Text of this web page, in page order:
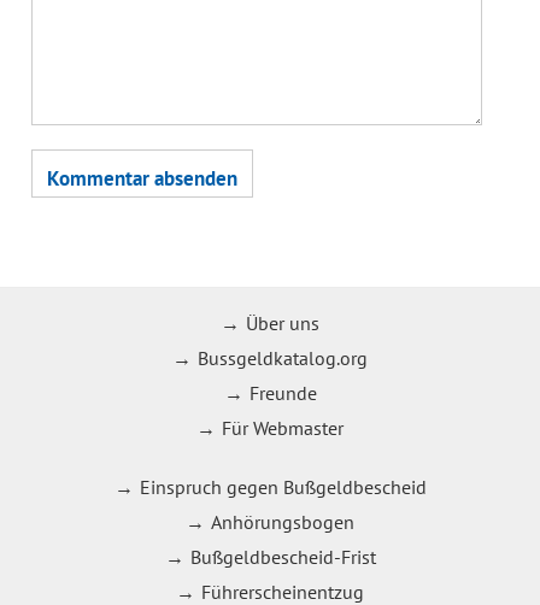
Über uns
Bussgeldkatalog.org
Freunde
Für Webmaster
Einspruch gegen Bußgeldbescheid
Anhörungsbogen
Bußgeldbescheid-Frist
Führerscheinentzug